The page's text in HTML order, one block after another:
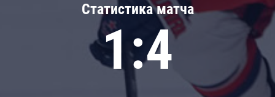
Статистика матча
1:4